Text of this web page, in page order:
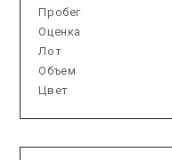
Пробег
Оценка
Лот
Объем
Цвет